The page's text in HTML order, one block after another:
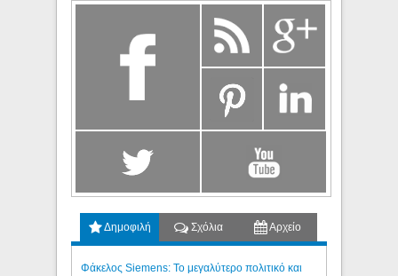
Δημοφιλή Σχόλια Αρχείο
Φάκελος Siemens: Το μεγαλύτερο πολιτικό και